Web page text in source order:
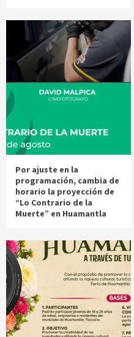
Por ajuste en la
programación, cambia de
horario la proyección de
“Lo Contrario de la
Muerte” en Huamantla